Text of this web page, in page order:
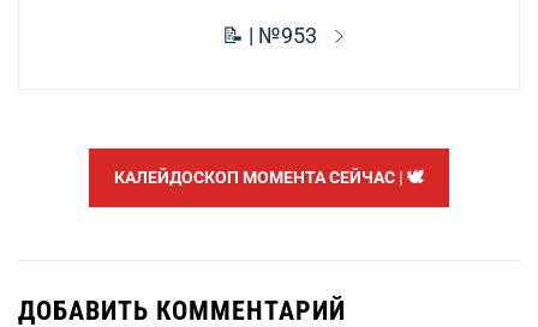
Следующая
📝 | №953
КАЛЕЙДОСКОП МОМЕНТА СЕЙЧАС | 🕊️
ДОБАВИТЬ КОММЕНТАРИЙ